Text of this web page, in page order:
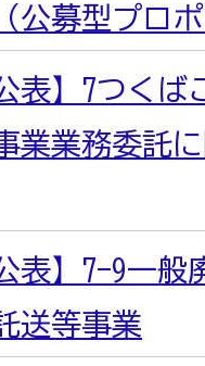
公募型プロ
表】7つく
業業務委託
表】7-9一
送等事業